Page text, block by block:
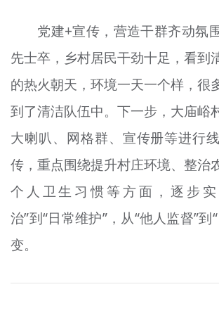
党建+宣传，营造干群齐动氛
先士卒，乡村居民干劲十足，看到
的热火朝天，环境一天一个样，很
到了清洁队伍中。下一步，大庙峪
大喇叭、网格群、宣传册等进行
传，重点围绕提升村庄环境、整治
个人卫生习惯等方面，逐步
治”到“日常维护”，从“他人监督”到
变。